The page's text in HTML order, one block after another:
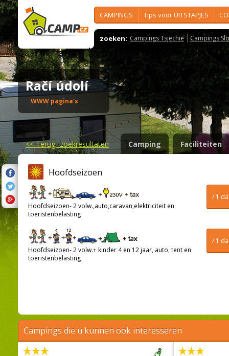
CAMPINGS Tips voor UITSTAPJES
zoeken: Campings Tsjechië Campings
Račí údolí
WWW pagina's
<<Terug- zoekresultaten Camping Faciliteiten
Hoofdseizoen
/ 1
Hoofdseizoen- 2 volw.,auto,caravan,elektriciteit en
toeristenbelasting
/ 1
Hoofdseizoen- 2 volw.+ kinder 4 en 12 jaar, auto, tent en
toeristenbelasting
Campings die u kunnen ook interesseren